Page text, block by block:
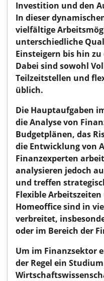
Investition und den
In dieser
vielfältige
unterschiedliche
Einsteigern bis hin
Dabei sind sowohl
Teilzeitstellen und
üblich.
Die Hauptaufgaben
die Analyse von
Budgetplänen, das
die Entwicklung von
Finanzexperten
analysieren jedoch
und treffen
Flexible
Homeoffice sind in
verbreitet,
oder im Bereich der
Um im Finanzsektor
der Regel ein